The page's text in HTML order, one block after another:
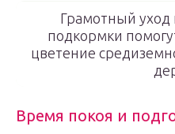
Грамотный
подкормки
цветение
Время покоя и